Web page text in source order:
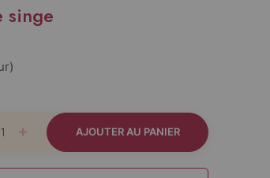
singe
AJOUTER AU PANIER